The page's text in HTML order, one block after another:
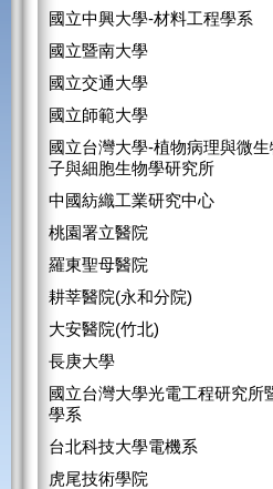
國立中興大學-材料工程學系
國立暨南大學
國立交通大學
國立師範大學
國立台灣大學-植物病理與微
子與細胞生物學研究所
中國紡織工業研究中心
桃園署立醫院
羅東聖母醫院
耕莘醫院(永和分院)
大安醫院(竹北)
長庚大學
國立台灣大學光電工程研究所
學系
台北科技大學電機系
虎尾技術學院